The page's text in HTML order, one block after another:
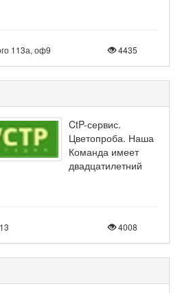
113а, оф9 4435
CtP-сервис.
Цветопроба. Наша
Команда имеет
двадцатилетний
4008